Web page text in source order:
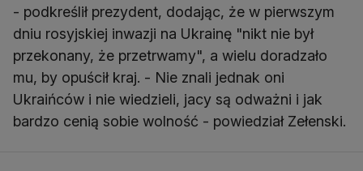
- podkreślił prezydent, dodając, że w pierwszym
dniu rosyjskiej inwazji na Ukrainę "nikt nie był
przekonany, że przetrwamy", a wielu doradzało
mu, by opuścił kraj. - Nie znali jednak oni
Ukraińców i nie wiedzieli, jacy są odważni i jak
bardzo cenią sobie wolność - powiedział Zełenski.